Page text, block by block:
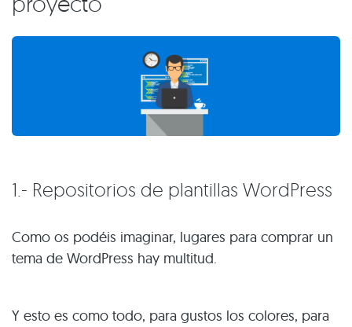
1.- Repositorios de plantillas WordPress
Como os podéis imaginar, lugares para comprar un
tema de WordPress hay multitud.
Y esto es como todo, para gustos los colores, para